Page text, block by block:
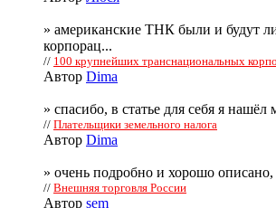
» американские ТНК были и будут
корпорац...
// 100 крупнейших транснациональных
Автор Dima
» спасибо, в статье для себя я нашёл
// Плательщики земельного налога
Автор Dima
» очень подробно и хорошо описано,
// Внешняя торговля России
Автор sem